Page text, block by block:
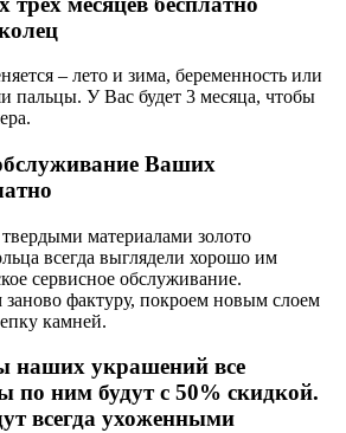
– лето и зима, беременность или
пальцы. У Вас будет 3 месяца, чтобы
Ваших
материалами золото
всегда выглядели хорошо им
сервисное обслуживание.
фактуру, покроем новым слоем
камней.
наших украшений все
по ним будут с 50% скидкой.
всегда ухоженными